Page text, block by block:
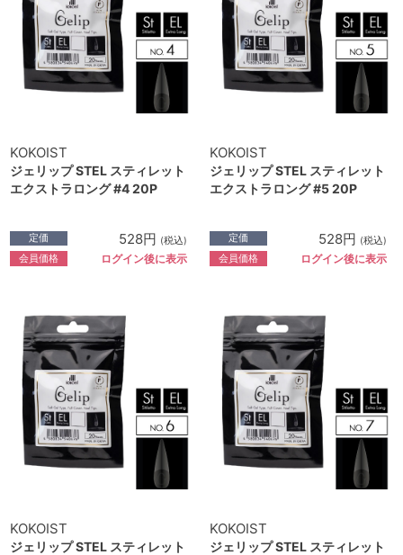
KOKOIST
ジェリップ STEL スティレット
エクストラロング #4 20P
定価 528円 (税込)
会員価格 ログイン後に表示
KOKOIST
ジェリップ STEL スティレット
エクストラロング #5 20P
定価 528円 (税込)
会員価格 ログイン後に表示
KOKOIST
ジェリップ STEL スティレット
KOKOIST
ジェリップ STEL スティレット